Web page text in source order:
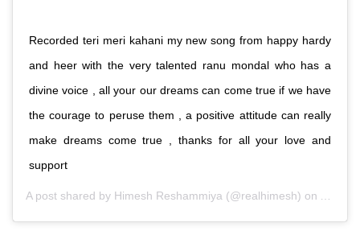
Recorded teri meri kahani my new song from happy hardy
and heer with the very talented ranu mondal who has a
divine voice , all your our dreams can come true if we have
the courage to peruse them , a positive attitude can really
make dreams come true , thanks for all your love and
support
A post shared by Himesh Reshammiya (@realhimesh) on Aug